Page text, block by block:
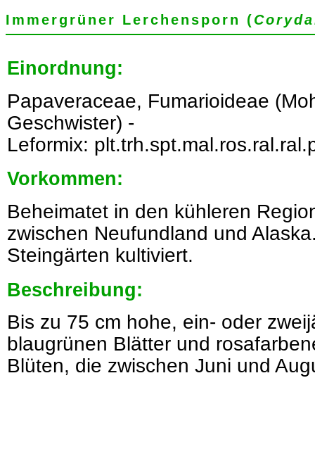
Immergrüner Lerchensporn (
Einordnung:
Papaveraceae, Fumarioideae
Geschwister) -
Leformix:
Vorkommen:
Beheimatet in den kühleren
zwischen Neufundland und
Steingärten kultiviert.
Beschreibung:
Bis zu 75 cm hohe, ein- oder
blaugrünen Blätter und
Blüten, die zwischen Juni und